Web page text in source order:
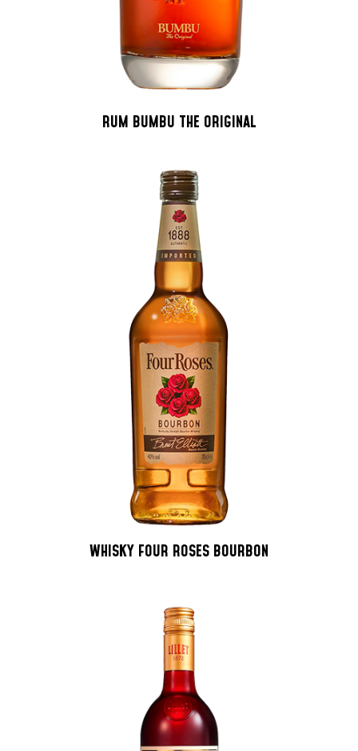
RUM BUMBU THE ORIGINAL
WHISKY FOUR ROSES BOURBON